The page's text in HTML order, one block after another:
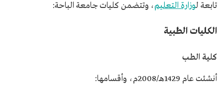
تابعة لوزارة التعليم، وتتضمن كليات جامعة الباحة:
الكليات الطبية
كلية الطب
أنشئت عام 1429هـ/2008م، وأقسامها: